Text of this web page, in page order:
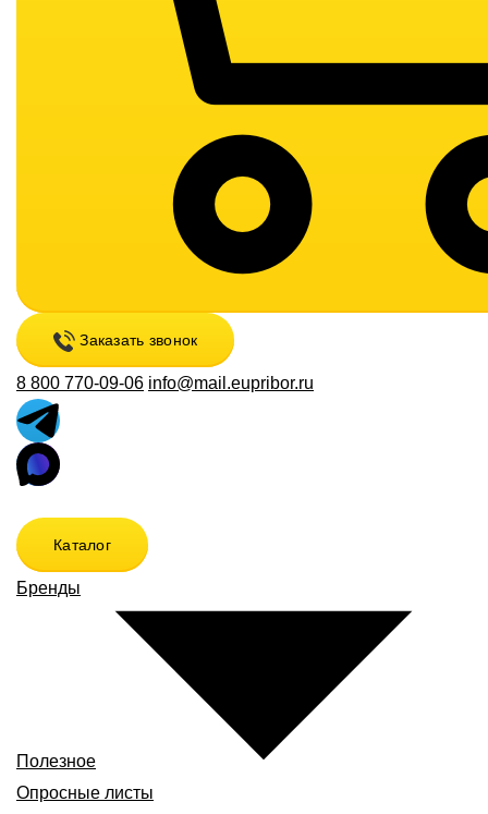
Заказать звонок
8 800 770-09-06 info@mail.eupribor.ru
Каталог
Бренды
Полезное
Опросные листы